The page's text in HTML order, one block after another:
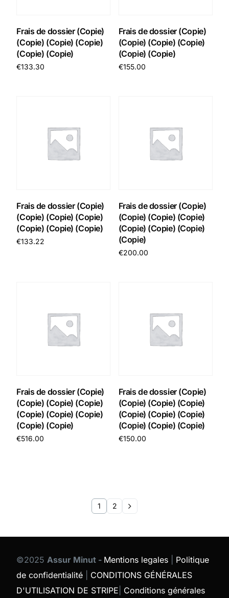
Frais de dossier (Copie)
(Copie) (Copie) (Copie)
(Copie) (Copie)
€133.30
Frais de dossier (Copie)
(Copie) (Copie) (Copie)
(Copie) (Copie)
€155.00
Frais de dossier (Copie)
(Copie) (Copie) (Copie)
(Copie) (Copie) (Copie)
€133.22
Frais de dossier (Copie)
(Copie) (Copie) (Copie)
(Copie) (Copie) (Copie)
(Copie)
€200.00
Frais de dossier (Copie)
(Copie) (Copie) (Copie)
(Copie) (Copie) (Copie)
(Copie) (Copie)
€516.00
Frais de dossier (Copie)
(Copie) (Copie) (Copie)
(Copie) (Copie) (Copie)
(Copie) (Copie) (Copie)
€150.00
1 2
©2025 Assur Minut - Mentions legales
Politique
de confidentialité
CONDITIONS GÉNÉRALES
D'UTILISATION DE STRIPE Conditions générales